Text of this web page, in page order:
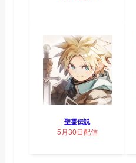
聖霊伝説
5月30日配信